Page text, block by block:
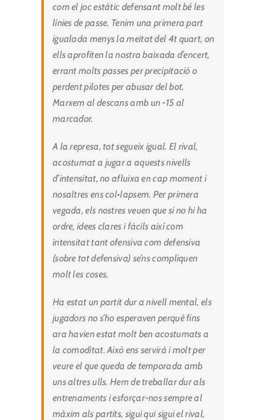
com el joc estàtic defensant molt bé les
línies de passe. Tenim una primera part
igualada menys la meitat del 4t quart, on
ells aprofiten la nostra baixada d’encert,
errant molts passes per precipitació o
perdent pilotes per abusar del bot.
Marxem al descans amb un -15 al
marcador.
A la represa, tot segueix igual. El rival,
acostumat a jugar a aquests nivells
d’intensitat, no afluixa en cap moment i
nosaltres ens col•lapsem. Per primera
vegada, els nostres veuen que si no hi ha
ordre, idees clares i fàcils així com
intensitat tant ofensiva com defensiva
(sobre tot defensiva) se’ns compliquen
molt les coses.
Ha estat un partit dur a nivell mental, els
jugadors no s’ho esperaven perquè fins
ara havien estat molt ben acostumats a
la comoditat. Això ens servirà i molt per
veure el que queda de temporada amb
uns altres ulls. Hem de treballar dur als
entrenaments i esforçar-nos sempre al
màxim als partits, sigui qui sigui el rival,